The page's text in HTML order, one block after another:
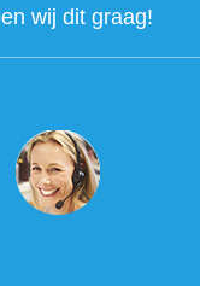
wij dit graag!